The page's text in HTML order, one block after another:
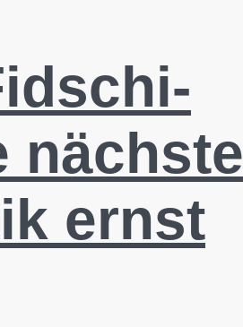
nächste
ernst